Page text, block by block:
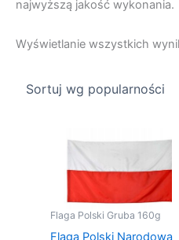
najwyższą jakość wykonania.
Wyświetlanie wszystkich
Flaga Polski Gruba 160g
Flaga Polski Narodowa